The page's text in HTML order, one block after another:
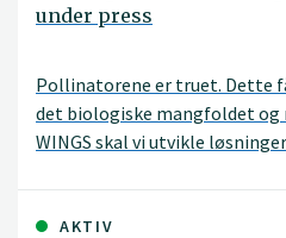
under press
Pollinatorene er truet. Dette
det biologiske mangfoldet og
WINGS skal vi utvikle
AKTIV